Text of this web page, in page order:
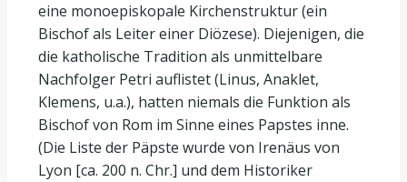
eine monoepiskopale Kirchenstruktur (ein
Bischof als Leiter einer Diözese). Diejenigen, die
die katholische Tradition als unmittelbare
Nachfolger Petri auflistet (Linus, Anaklet,
Klemens, u.a.), hatten niemals die Funktion als
Bischof von Rom im Sinne eines Papstes inne.
(Die Liste der Päpste wurde von Irenäus von
Lyon [ca. 200 n. Chr.] und dem Historiker